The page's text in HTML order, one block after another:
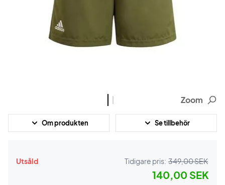
Zoom
Om produkten Se tillbehör
Utsåld Tidigare pris: 349,00 SEK
140,00 SEK